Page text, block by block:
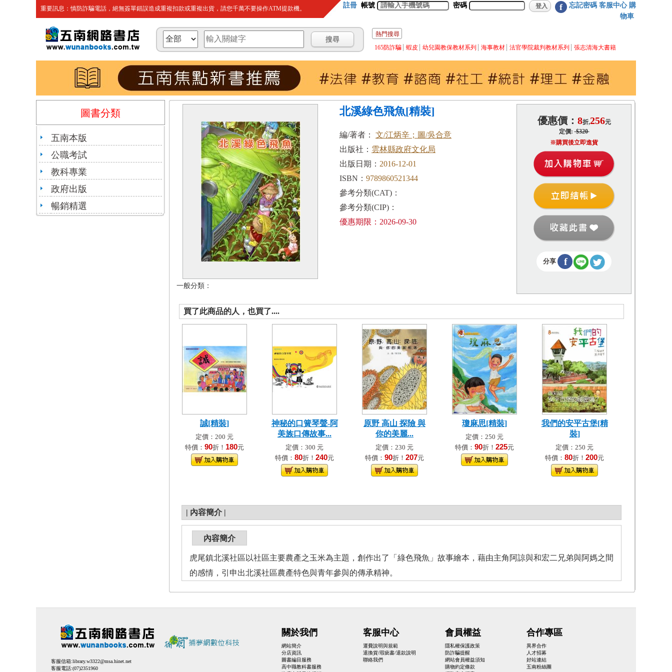
重要訊息：慎防詐騙電話，絕無簽單錯誤造成重複扣款或重複出貨，請您千萬不要操作ATM提款機。 註冊 帳號 密碼 f 忘記密碼 客服中心 購
物車
熱門搜尋
165防詐騙
蝦皮 幼兒園教保教材系列 海事教材 法官學院裁判教材系列 張志清海大書籍
圖書分類
五南本版
公職考試
教科專業
政府出版
暢銷精選
一般分類：
北溪綠色飛魚[精裝]
編/著者： 文/江炳辛；圖/吳合意
出版社： 雲林縣政府文化局
出版日期： 2016-12-01
ISBN： 9789860521344
參考分類(CAT)：
參考分類(CIP)：
優惠期限：2026-09-30
優惠價： 8折,256元
定價:$320
※購買後立即進貨
分享 f
買了此商品的人，也買了....
誠[精裝]
定價：200 元
特價： 90折！ 180元
神秘的口簧琴聲-阿
美族口傳故事...
定價：300 元
特價： 80折！ 240元
原野 高山 探險 與
你的美麗...
定價：230 元
特價： 90折！ 207元
瓊麻思[精裝]
定價：250 元
特價： 90折！ 225元
我們的安平古堡[精
裝]
定價：250 元
特價： 80折！ 200元
| 內容簡介 |
內容簡介
虎尾鎮北溪社區以社區主要農產之玉米為主題，創作出了「綠色飛魚」故事繪本，藉由主角阿諒與和宏二兄弟與阿媽之間
的感情，引申出北溪社區農產特色與青年參與的傳承精神。
客服信箱:library.w3322@msa.hinet.net
客服電話:(07)2351960
關於我們
網站簡介
分店資訊
圖書編目服務
高中職教科書服務
客服中心
運費說明與規範
退換貨/瑕疵書/退款說明
聯絡我們
會員權益
隱私權保護政策
防詐騙提醒
網站會員權益須知
購物約定條款
合作專區
異界合作
人才招募
好站連結
五南粉絲團